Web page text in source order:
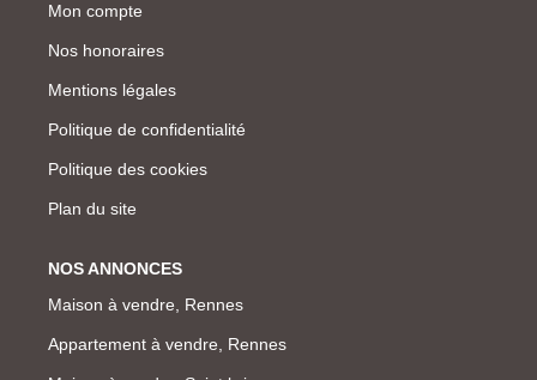
Mon compte
Nos honoraires
Mentions légales
Politique de confidentialité
Politique des cookies
Plan du site
NOS ANNONCES
Maison à vendre, Rennes
Appartement à vendre, Rennes